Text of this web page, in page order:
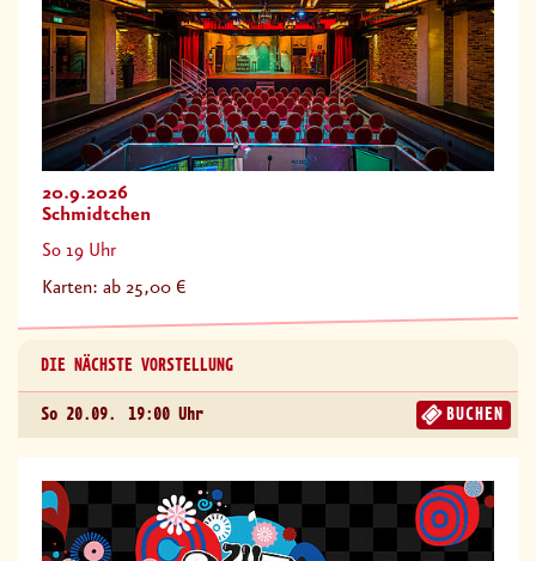
20.9.2026
Schmidtchen
So 19 Uhr
Karten: ab 25,00 €
DIE NÄCHSTE VORSTELLUNG
So 20.09. 19:00 Uhr BUCHEN